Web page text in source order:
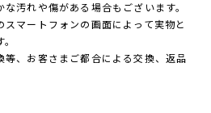
汚れや傷がある場合もございます。
スマートフォンの画面によって実物と
等、お客さまご都合による交換、返品